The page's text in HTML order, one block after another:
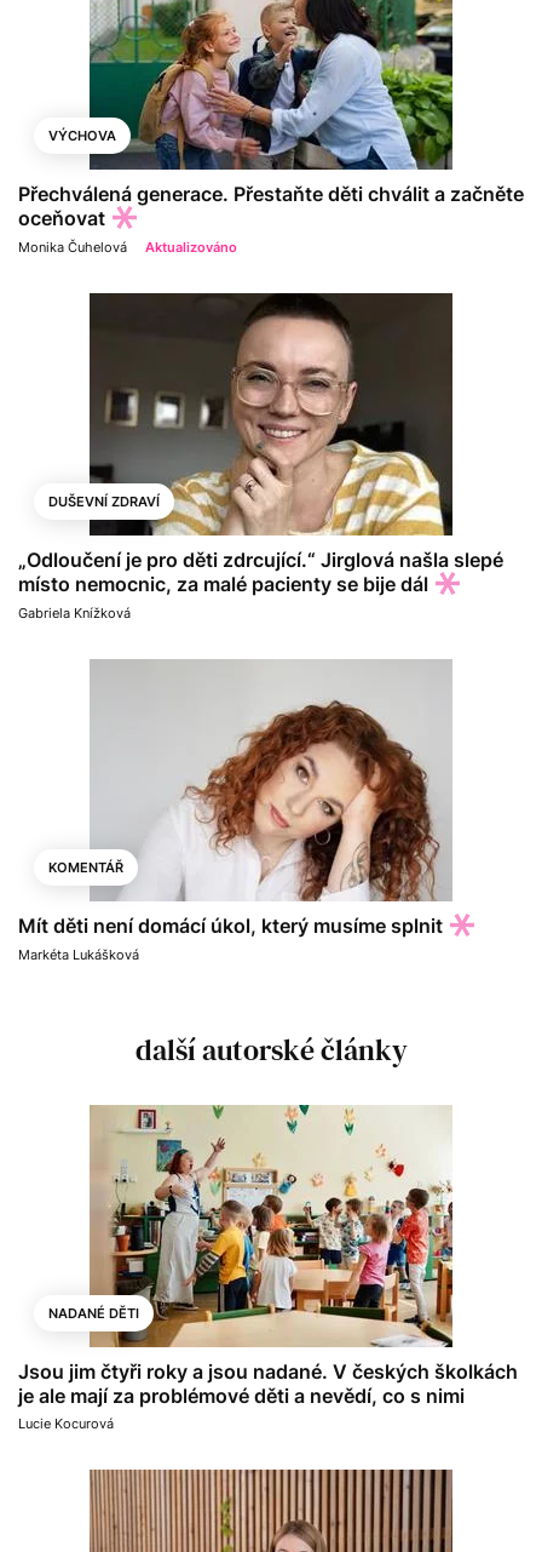
VÝCHOVA
Přechválená generace. Přestaňte děti chválit a začněte
oceňovat
Monika Čuhelová Aktualizováno
DUŠEVNÍ ZDRAVÍ
„Odloučení je pro děti zdrcující.“ Jirglová našla slepé
místo nemocnic, za malé pacienty se bije dál
Gabriela Knížková
KOMENTÁŘ
Mít děti není domácí úkol, který musíme splnit
Markéta Lukášková
další autorské články
NADANÉ DĚTI
Jsou jim čtyři roky a jsou nadané. V českých školkách
je ale mají za problémové děti a nevědí, co s nimi
Lucie Kocurová